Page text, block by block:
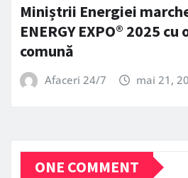
Miniștrii Energiei
ENERGY EXPO® 2025
comună
Afaceri 24/7 mai 21,
ONE COMMENT